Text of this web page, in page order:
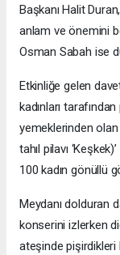
Başkanı Halit
anlam ve önemini
Osman Sabah ise
Etkinliğe gelen
kadınları
yemeklerinden
tahıl pilavı
100 kadın gönüllü
Meydanı dolduran
konserini izlerken
ateşinde